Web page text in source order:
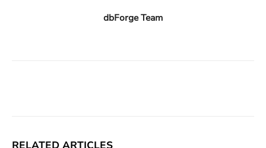
dbForge Team
RELATED ARTICLES